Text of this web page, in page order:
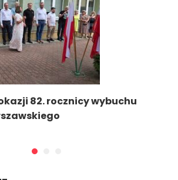
82. rocznicy wybuchu